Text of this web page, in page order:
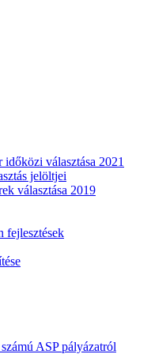
választása 2021
jelöltjei
választása 2019
fejlesztések
ASP pályázatról